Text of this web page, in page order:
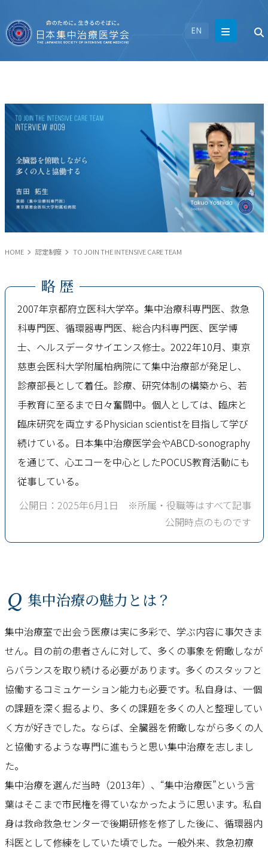
EN
HOME 認定制度 TO JOIN THE INTENSIVE CARE TEAM
略 歴
2007年京都府立医科大学卒。集中治療科専門医、救急
科専門医、循環器専門医、総合内科専門医、医学博
士、ヘルスデータサイエンス修士。2022年10月、東京
慈恵会医科大学附属柏病院にて集中治療部が発足し、
診療部長として着任。診療、研究体制の構築から、若
手教育に至るまで日々奮闘中。個人としては、臨床と
臨床研究を両立するPhysician scientistを目指して学び
続けている。日本集中治療医学会やABCD-sonography
を通じて、心エコーを中心としたPOCUS教育活動にも
従事している。
公開日：2025年6月1日 ※所属・役職等はすべて記事
公開時点のものです
Q 集中治療の魅力とは？
集中治療室で出会う医療は実に多彩で、学ぶ内容に事欠きま
せん。目の前の患者さんに対して、多くの事象を俯瞰しなが
らバランスを取り続ける必要があります。多くのスタッフと
協働するコミュケーション能力も必要です。私自身は、一個
の課題を深く掘るより、多くの課題を多くの人と整理してい
く方が好きでした。ならば、全臓器を俯瞰しながら多くの人
と協働するような専門に進もうと思い集中治療を志しまし
た。
集中治療を選んだ当時（2013年）、“集中治療医”という言
葉はそこまで市民権を得ていなかったように思います。私自
身は救命救急センターで後期研修を修了した後に、循環器内
科医として修練をしていた頃でした。一般外来、救急初療